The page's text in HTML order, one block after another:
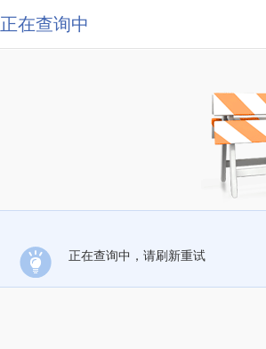
正在查询中
正在查询中，请刷新重试